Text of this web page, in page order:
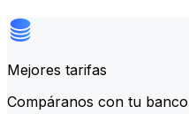
Mejores tarifas
Compáranos con tu